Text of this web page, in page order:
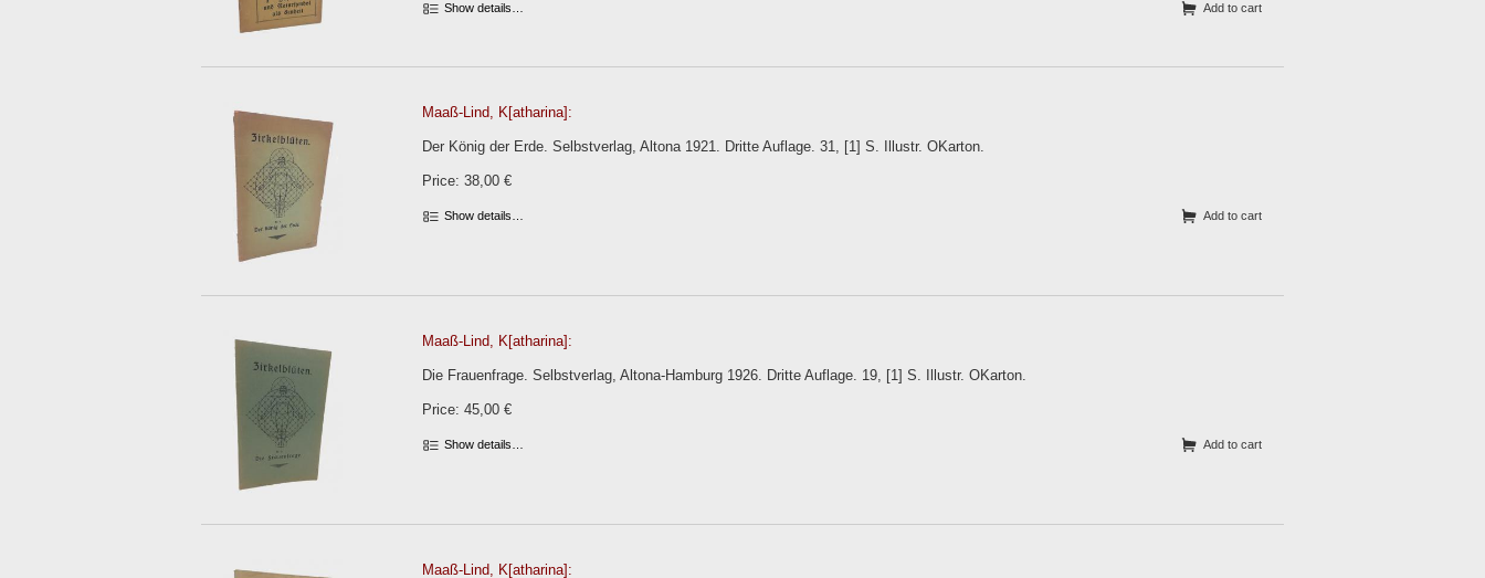
Show details… Add to cart
Maaß-Lind, K[atharina]:
Der König der Erde. Selbstverlag, Altona 1921. Dritte Auflage. 31, [1] S. Illustr. OKarton.
Price: 38,00 €
Show details… Add to cart
Maaß-Lind, K[atharina]:
Die Frauenfrage. Selbstverlag, Altona-Hamburg 1926. Dritte Auflage. 19, [1] S. Illustr. OKarton.
Price: 45,00 €
Show details… Add to cart
Maaß-Lind, K[atharina]: